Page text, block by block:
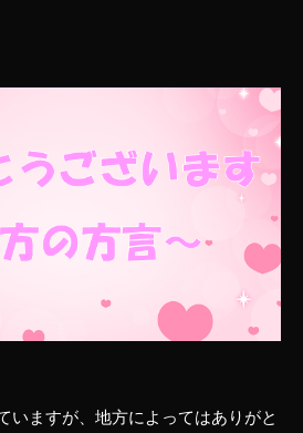
いますが、地方によってはありがと